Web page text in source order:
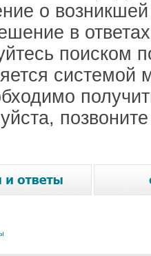
о
в
поиском
системой